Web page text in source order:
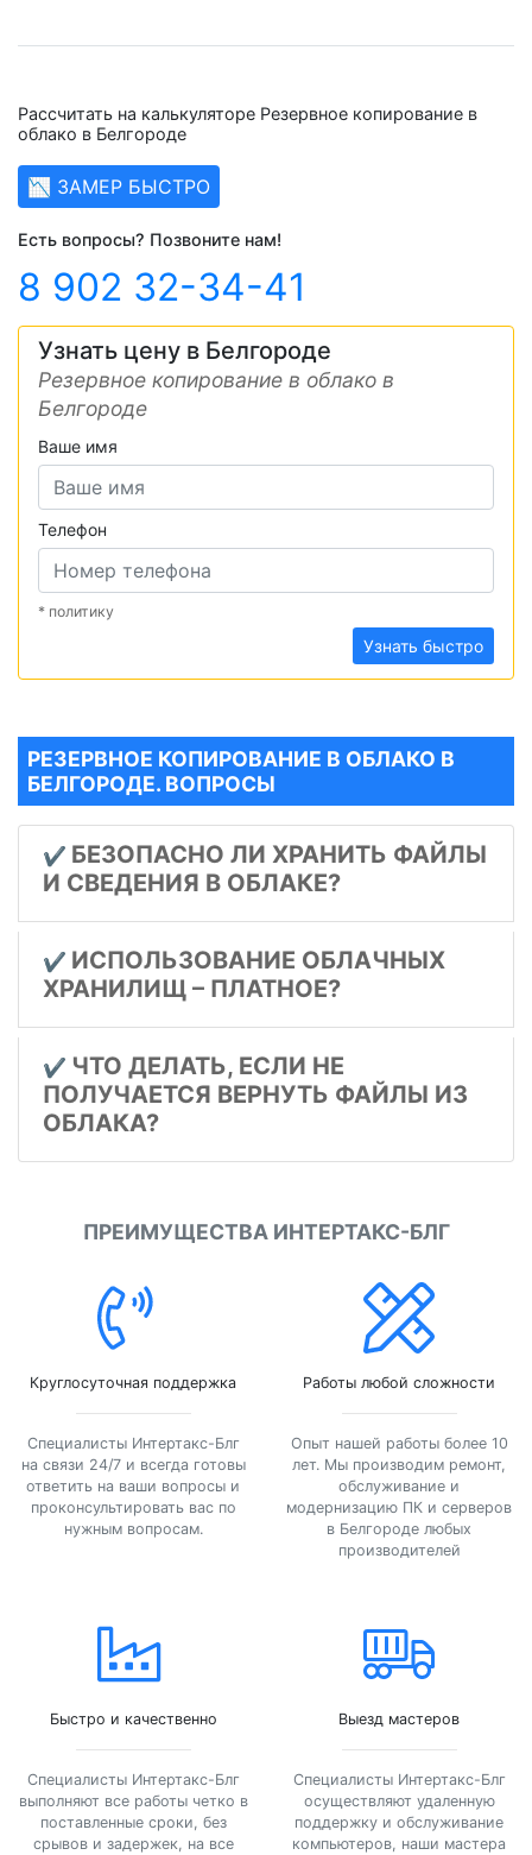
Рассчитать на калькуляторе Резервное копирование в
облако в Белгороде
📉 ЗАМЕР БЫСТРО
Есть вопросы? Позвоните нам!
8 902 32-34-41
Узнать цену в Белгороде
Резервное копирование в облако в
Белгороде
Ваше имя
Телефон
* политику
Узнать быстро
РЕЗЕРВНОЕ КОПИРОВАНИЕ В ОБЛАКО В
БЕЛГОРОДЕ. ВОПРОСЫ
✔️ БЕЗОПАСНО ЛИ ХРАНИТЬ ФАЙЛЫ
И СВЕДЕНИЯ В ОБЛАКЕ?
✔️ ИСПОЛЬЗОВАНИЕ ОБЛАЧНЫХ
ХРАНИЛИЩ – ПЛАТНОЕ?
✔️ ЧТО ДЕЛАТЬ, ЕСЛИ НЕ
ПОЛУЧАЕТСЯ ВЕРНУТЬ ФАЙЛЫ ИЗ
ОБЛАКА?
ПРЕИМУЩЕСТВА ИНТЕРТАКС-БЛГ
Круглосуточная поддержка
Специалисты Интертакс-Блг
на связи 24/7 и всегда готовы
ответить на ваши вопросы и
проконсультировать вас по
нужным вопросам.
Работы любой сложности
Опыт нашей работы более 10
лет. Мы производим ремонт,
обслуживание и
модернизацию ПК и серверов
в Белгороде любых
производителей
Быстро и качественно
Специалисты Интертакс-Блг
выполняют все работы четко в
поставленные сроки, без
срывов и задержек, на все
Выезд мастеров
Специалисты Интертакс-Блг
осуществляют удаленную
поддержку и обслуживание
компьютеров, наши мастера